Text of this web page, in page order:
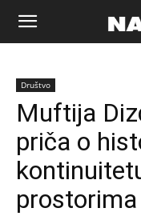
Naša
riječ
Zenica
Društvo
Muftija
priča o
prostorima